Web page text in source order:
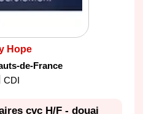
Hope
de-France
CDI
cvc H/F - douai